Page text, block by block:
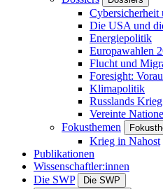
Die USA und
Energiepolitik
Europawahlen
Flucht und
Foresight:
Klimapolitik
Russlands
Vereinte
Fokusthemen
Krieg in Nahost
Publikationen
Wissenschaftler:innen
Die SWP
Die SWP